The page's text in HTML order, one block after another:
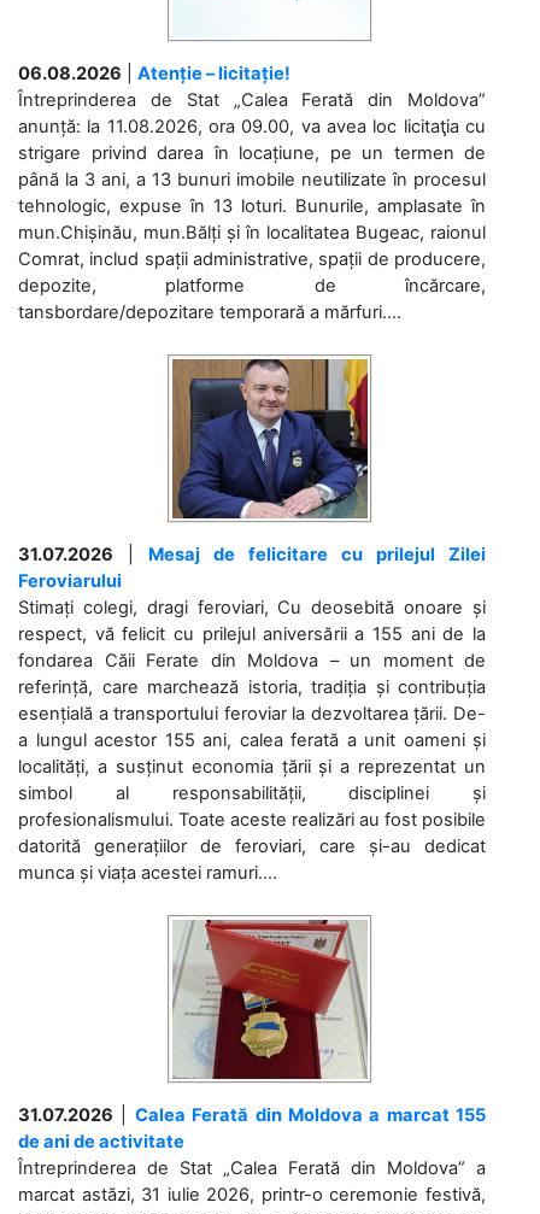
06.08.2026
Atenție – licitație!
Întreprinderea de Stat „Calea Ferată din Moldova”
anunță: la 11.08.2026, ora 09.00, va avea loc licitaţia cu
strigare privind darea în locațiune, pe un termen de
până la 3 ani, a 13 bunuri imobile neutilizate în procesul
tehnologic, expuse în 13 loturi. Bunurile, amplasate în
mun.Chișinău, mun.Bălți și în localitatea Bugeac, raionul
Comrat, includ spații administrative, spații de producere,
depozite, platforme de încărcare,
tansbordare/depozitare temporară a mărfuri....
31.07.2026
Mesaj de felicitare cu prilejul Zilei
Feroviarului
Stimați colegi, dragi feroviari, Cu deosebită onoare și
respect, vă felicit cu prilejul aniversării a 155 ani de la
fondarea Căii Ferate din Moldova – un moment de
referință, care marchează istoria, tradiția și contribuția
esențială a transportului feroviar la dezvoltarea țării. De-
a lungul acestor 155 ani, calea ferată a unit oameni și
localități, a susținut economia țării și a reprezentat un
simbol al responsabilității, disciplinei și
profesionalismului. Toate aceste realizări au fost posibile
datorită generațiilor de feroviari, care și-au dedicat
munca și viața acestei ramuri....
31.07.2026
Calea Ferată din Moldova a marcat 155
de ani de activitate
Întreprinderea de Stat „Calea Ferată din Moldova” a
marcat astăzi, 31 iulie 2026, printr-o ceremonie festivă,